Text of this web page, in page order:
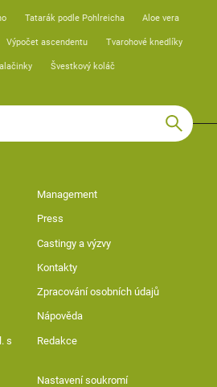
Tatarák podle Pohlreicha Aloe vera
Výpočet ascendentu Tvarohové knedlíky
Švestkový koláč
Management
Press
Castingy a výzvy
Kontakty
Zpracování osobních údajů
Nápověda
s
Redakce
Nastavení soukromí